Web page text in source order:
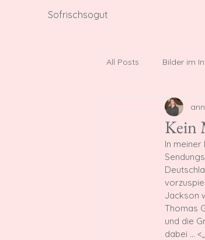
Sofrischsogut
All Posts Bilder im
Social Media
Kein
In meiner
Jackson
Thomas
und die
dabei …